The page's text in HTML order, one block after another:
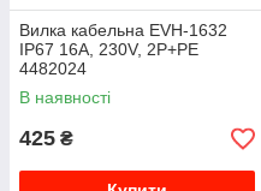
Вилка кабельна EVH-1632
IP67 16A, 230V, 2P+PE
4482024
В наявності
425 ₴